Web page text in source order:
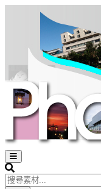
Open
sidebar
Search